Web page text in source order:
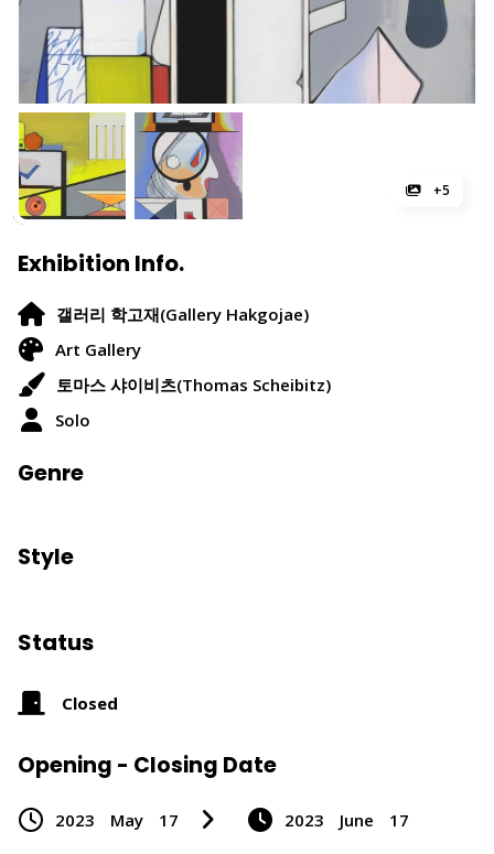
+5
Exhibition Info.
갤러리 학고재(Gallery Hakgojae)
Art Gallery
토마스 샤이비츠(Thomas Scheibitz)
Solo
Genre
Style
Status
Closed
Opening - Closing Date
2023 May 17 2023 June 17